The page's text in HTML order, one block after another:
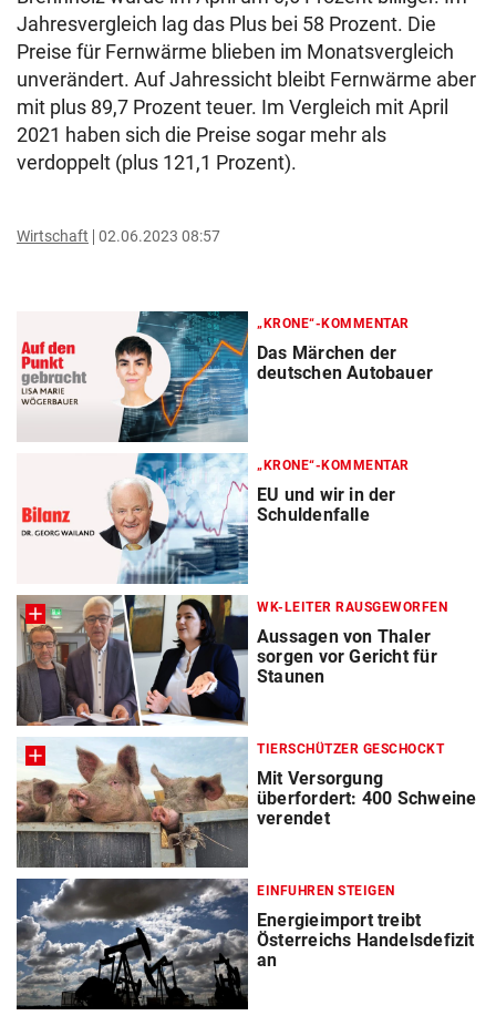
Jahresvergleich lag das Plus bei 58 Prozent. Die
Preise für Fernwärme blieben im Monatsvergleich
unverändert. Auf Jahressicht bleibt Fernwärme aber
mit plus 89,7 Prozent teuer. Im Vergleich mit April
2021 haben sich die Preise sogar mehr als
verdoppelt (plus 121,1 Prozent).
Wirtschaft 02.06.2023 08:57
„KRONE“-KOMMENTAR
Das Märchen der
deutschen Autobauer
„KRONE“-KOMMENTAR
EU und wir in der
Schuldenfalle
WK-LEITER RAUSGEWORFEN
Aussagen von Thaler
sorgen vor Gericht für
Staunen
TIERSCHÜTZER GESCHOCKT
Mit Versorgung
überfordert: 400 Schweine
verendet
EINFUHREN STEIGEN
Energieimport treibt
Österreichs Handelsdefizit
an